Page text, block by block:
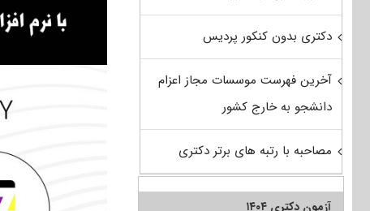
دکتری بدون کنکور پردیس
آخرین فهرست موسسات مجاز اعزام
دانشجو به خارج کشور
مصاحبه با رتبه های برتر دکتری
آزمون دکتری ۱۴۰۴